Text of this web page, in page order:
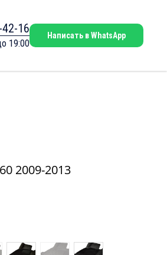
16
19:00
Написать в WhatsApp
2009-2013